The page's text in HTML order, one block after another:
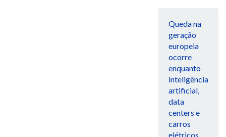
Queda na
geração
europeia
ocorre
enquanto
inteligência
artificial,
data
centers e
carros
elétricos